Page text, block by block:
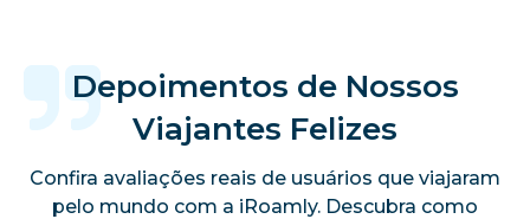
Depoimentos de Nossos
Viajantes Felizes
Confira avaliações reais de usuários que viajaram
pelo mundo com a iRoamly. Descubra como